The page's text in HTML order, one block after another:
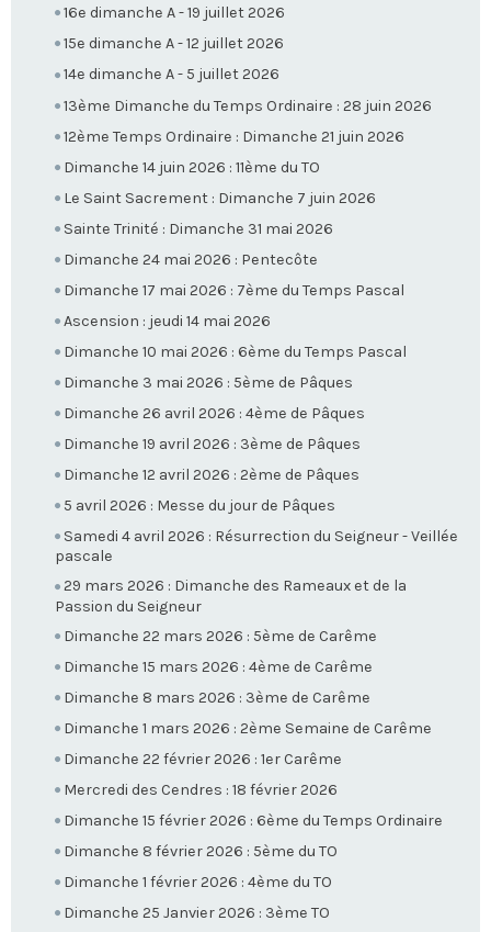
16e dimanche A - 19 juillet 2026
15e dimanche A - 12 juillet 2026
14e dimanche A - 5 juillet 2026
13ème Dimanche du Temps Ordinaire : 28 juin 2026
12ème Temps Ordinaire : Dimanche 21 juin 2026
Dimanche 14 juin 2026 : 11ème du TO
Le Saint Sacrement : Dimanche 7 juin 2026
Sainte Trinité : Dimanche 31 mai 2026
Dimanche 24 mai 2026 : Pentecôte
Dimanche 17 mai 2026 : 7ème du Temps Pascal
Ascension : jeudi 14 mai 2026
Dimanche 10 mai 2026 : 6ème du Temps Pascal
Dimanche 3 mai 2026 : 5ème de Pâques
Dimanche 26 avril 2026 : 4ème de Pâques
Dimanche 19 avril 2026 : 3ème de Pâques
Dimanche 12 avril 2026 : 2ème de Pâques
5 avril 2026 : Messe du jour de Pâques
Samedi 4 avril 2026 : Résurrection du Seigneur - Veillée
pascale
29 mars 2026 : Dimanche des Rameaux et de la
Passion du Seigneur
Dimanche 22 mars 2026 : 5ème de Carême
Dimanche 15 mars 2026 : 4ème de Carême
Dimanche 8 mars 2026 : 3ème de Carême
Dimanche 1 mars 2026 : 2ème Semaine de Carême
Dimanche 22 février 2026 : 1er Carême
Mercredi des Cendres : 18 février 2026
Dimanche 15 février 2026 : 6ème du Temps Ordinaire
Dimanche 8 février 2026 : 5ème du TO
Dimanche 1 février 2026 : 4ème du TO
Dimanche 25 Janvier 2026 : 3ème TO